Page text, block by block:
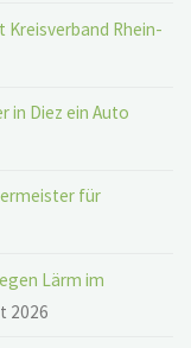
Kreisverband Rhein-
in Diez ein Auto
für
Lärm im
2026